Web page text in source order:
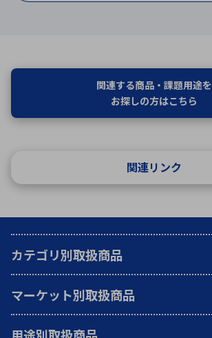
関連する商品・課題用途を
お探しの方はこちら
関連リンク
カテゴリ別取扱商品
マーケット別取扱商品